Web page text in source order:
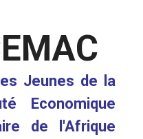
Jeunes de la
Economique
de l'Afrique